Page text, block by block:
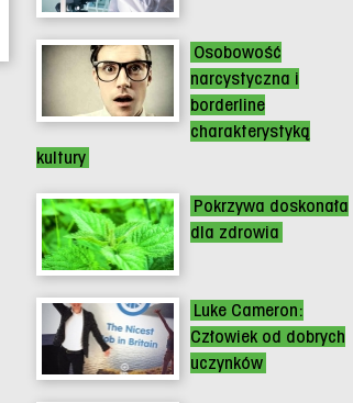
Osobowość
narcystyczna i
borderline
charakterystyką
kultury
Pokrzywa doskonała
dla zdrowia
Luke Cameron:
Człowiek od dobrych
uczynków